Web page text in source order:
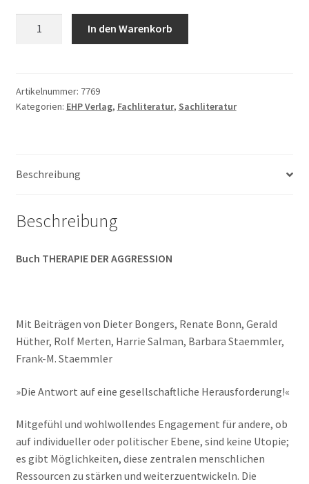
Merten
(Hrsg.):
Menge
In den Warenkorb
Artikelnummer: 7769
Kategorien: EHP Verlag, Fachliteratur, Sachliteratur
Beschreibung
Beschreibung
Buch THERAPIE DER AGGRESSION
Mit Beiträgen von Dieter Bongers, Renate Bonn, Gerald
Hüther, Rolf Merten, Harrie Salman, Barbara Staemmler,
Frank-M. Staemmler
»Die Antwort auf eine gesellschaftliche Herausforderung!«
Mitgefühl und wohlwollendes Engagement für andere, ob
auf individueller oder politischer Ebene, sind keine Utopie;
es gibt Möglichkeiten, diese zentralen menschlichen
Ressourcen zu stärken und weiterzuentwickeln. Die